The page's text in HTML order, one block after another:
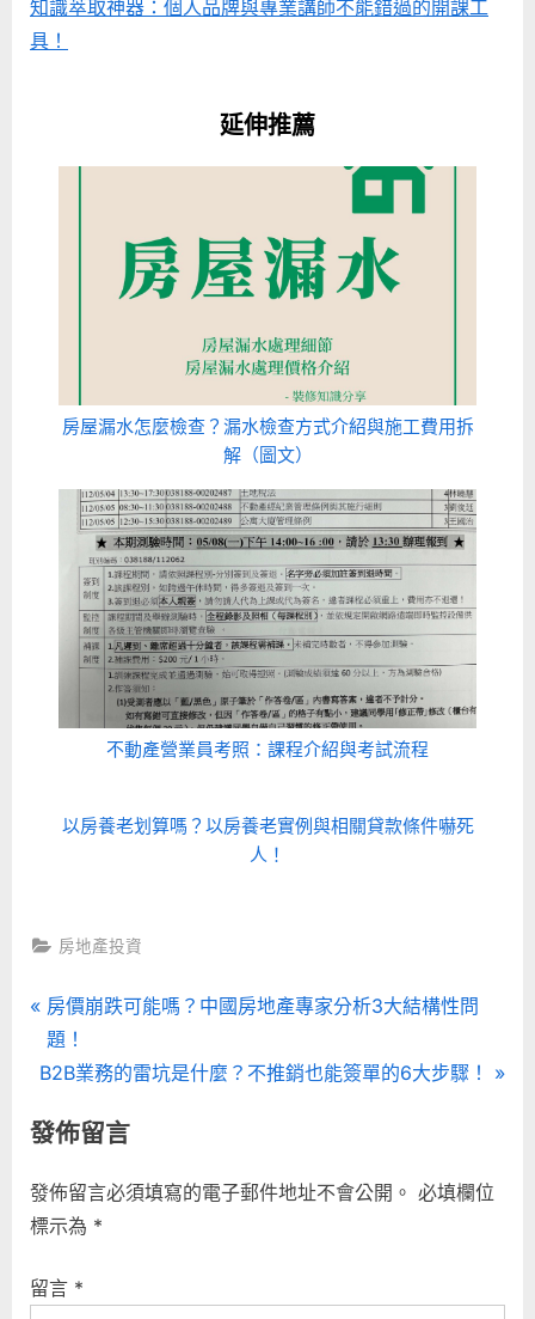
知識萃取神器：個人品牌與專業講師不能錯過的開課工
具！
延伸推薦
房屋漏水怎麼檢查？漏水檢查方式介紹與施工費用拆
解（圖文）
不動產營業員考照：課程介紹與考試流程
以房養老划算嗎？以房養老實例與相關貸款條件嚇死
人！
房地產投資
文
章
導
P
r
e
i
u
s
o
房價崩跌可能嗎？中國房地產專家分析3大結構性問
題！
N
x
P
o
t
B2B業務的雷坑是什麼？不推銷也能簽單的6大步驟！
發佈留言
發佈留言必須填寫的電子郵件地址不會公開。 必填欄位
標示為 *
留言 *